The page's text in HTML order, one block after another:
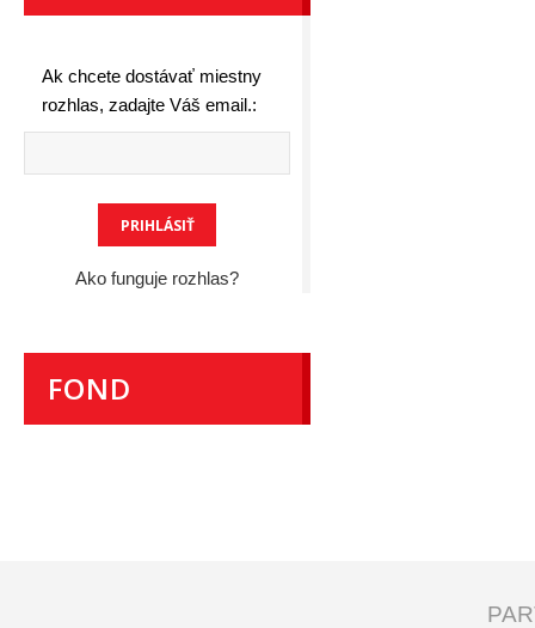
Ak chcete dostávať miestny
rozhlas, zadajte Váš email.:
Ako funguje rozhlas?
FOND